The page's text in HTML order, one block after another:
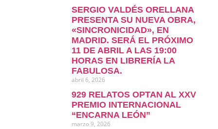
SERGIO VALDÉS ORELLANA
PRESENTA SU NUEVA OBRA,
«SINCRONICIDAD», EN
MADRID. SERÁ EL PRÓXIMO
11 DE ABRIL A LAS 19:00
HORAS EN LIBRERÍA LA
FABULOSA.
abril 6, 2026
929 RELATOS OPTAN AL XXV
PREMIO INTERNACIONAL
“ENCARNA LEÓN”
marzo 9, 2026